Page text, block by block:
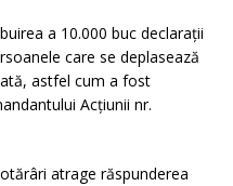
a 10.000 buc declarații
care se deplasează
astfel cum a fost
Acțiunii nr.
atrage răspunderea